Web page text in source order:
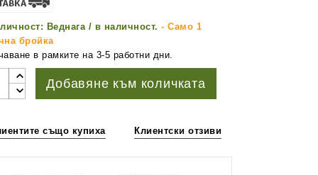
Веднага / в наличност. - Само 1
бройка
в рамките на 3-5 работни дни.
Добавяне към количката
също купиха Клиентски отзиви